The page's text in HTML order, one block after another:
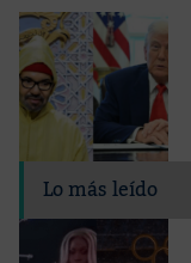
Lo más leído